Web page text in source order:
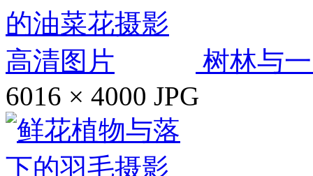
树林与
6016 × 4000 JPG